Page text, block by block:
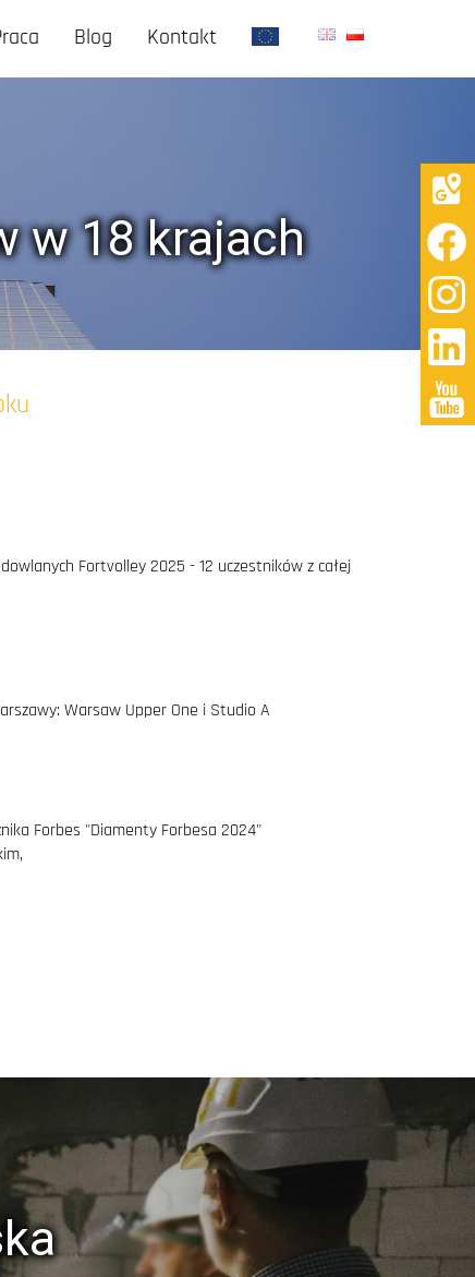
Blog Kontakt
w 18 krajach
Fortvolley 2025 - 12 uczestników z całej
Warsaw Upper One i Studio A
Forbes "Diamenty Forbesa 2024"
FORT LAB zajmującej się badaniami
BIM,